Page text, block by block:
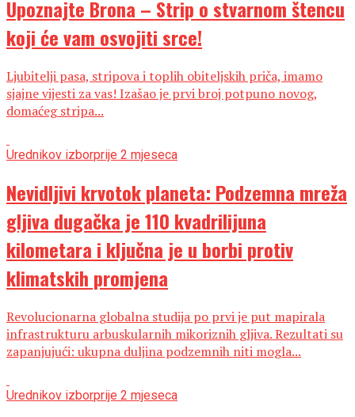
Upoznajte Brona – Strip o stvarnom štencu
koji će vam osvojiti srce!
Ljubitelji pasa, stripova i toplih obiteljskih priča, imamo
sjajne vijesti za vas! Izašao je prvi broj potpuno novog,
domaćeg stripa...
Urednikov izborprije 2 mjeseca
Nevidljivi krvotok planeta: Podzemna mreža
gljiva dugačka je 110 kvadrilijuna
kilometara i ključna je u borbi protiv
klimatskih promjena
Revolucionarna globalna studija po prvi je put mapirala
infrastrukturu arbuskularnih mikoriznih gljiva. Rezultati su
zapanjujući: ukupna duljina podzemnih niti mogla...
Urednikov izborprije 2 mjeseca